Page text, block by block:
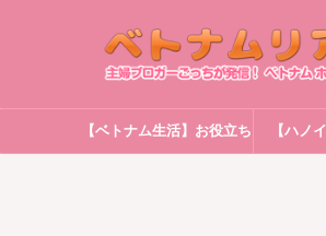
【ベトナム生活】お役立ち 【ハノ